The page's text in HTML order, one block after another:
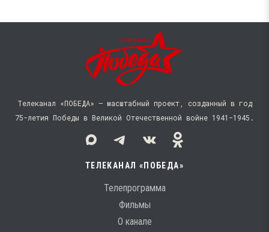
Телеканал «ПОБЕДА» — масштабный проект, созданный в год
75-летия Победы в Великой Отечественной войне 1941−1945.
ТЕЛЕКАНАЛ «ПОБЕДА»
Телепрограмма
Фильмы
О канале